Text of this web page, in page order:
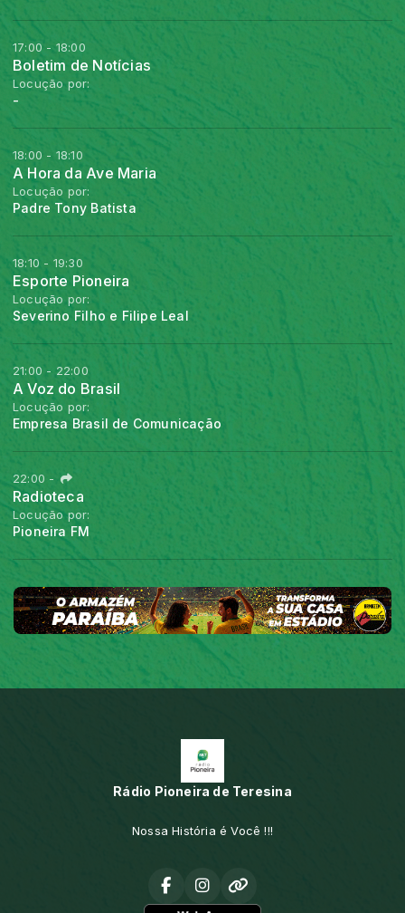
17:00 - 18:00
Boletim de Notícias
Locução por:
-
18:00 - 18:10
A Hora da Ave Maria
Locução por:
Padre Tony Batista
18:10 - 19:30
Esporte Pioneira
Locução por:
Severino Filho e Filipe Leal
21:00 - 22:00
A Voz do Brasil
Locução por:
Empresa Brasil de Comunicação
22:00 -
Radioteca
Locução por:
Pioneira FM
Rádio Pioneira de Teresina
Nossa História é Você !!!